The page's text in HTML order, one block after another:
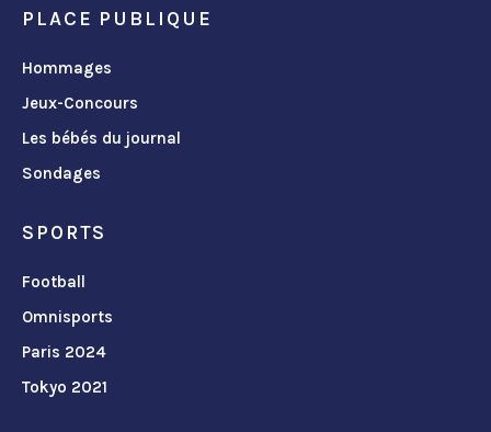
PLACE PUBLIQUE
Hommages
Jeux-Concours
Les bébés du journal
Sondages
SPORTS
Football
Omnisports
Paris 2024
Tokyo 2021